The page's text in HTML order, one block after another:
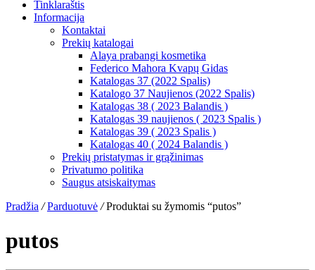
Tinklaraštis
Informacija
Kontaktai
Prekių katalogai
Alaya prabangi kosmetika
Federico Mahora Kvapų Gidas
Katalogas 37 (2022 Spalis)
Katalogo 37 Naujienos (2022 Spalis)
Katalogas 38 ( 2023 Balandis )
Katalogas 39 naujienos ( 2023 Spalis )
Katalogas 39 ( 2023 Spalis )
Katalogas 40 ( 2024 Balandis )
Prekių pristatymas ir grąžinimas
Privatumo politika
Saugus atsiskaitymas
Pradžia / Parduotuvė /Produktai su žymomis “putos”
putos